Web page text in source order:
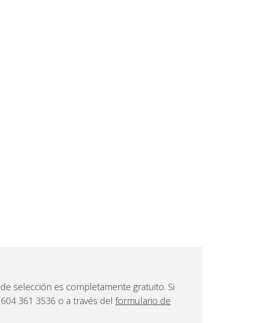
selección es completamente gratuito. Si
361 3536 o a través del formulario de